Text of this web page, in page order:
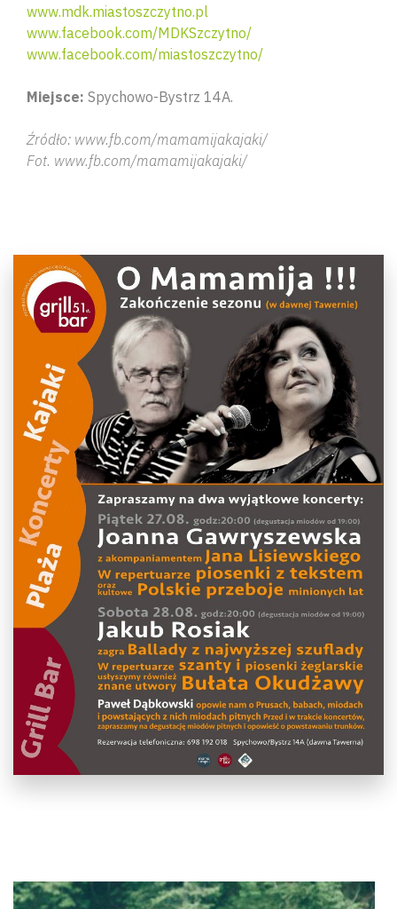
www.mdk.miastoszczytno.pl
www.facebook.com/MDKSzczytno/
www.facebook.com/miastoszczytno/
Miejsce: Spychowo-Bystrz 14A.
Źródło: www.fb.com/mamamijakajaki/
Fot. www.fb.com/mamamijakajaki/